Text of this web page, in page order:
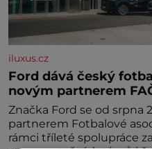
iluxus.cz
Ford dává český
novým partnerem
Značka Ford se od srpna
partnerem Fotbalové
rámci tříleté spolupráce